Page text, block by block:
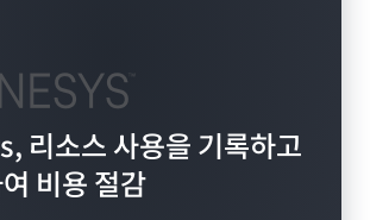
리소스 사용을 기록하고
비용 절감